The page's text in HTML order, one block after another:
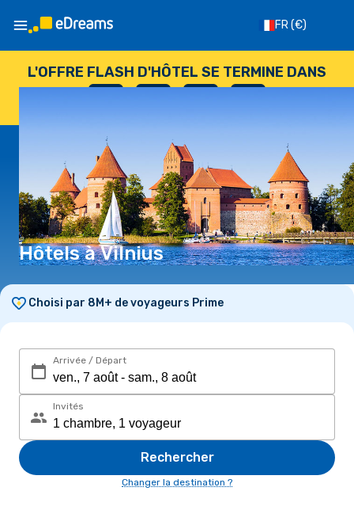
FR(€)
L'OFFRE FLASH D'HÔTEL SE TERMINE DANS
Hôtels à Vilnius
Choisi par 8M+ de voyageurs Prime
Arrivée / Départ
Invités
Rechercher
Changer la destination ?